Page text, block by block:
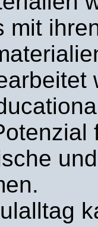
mit